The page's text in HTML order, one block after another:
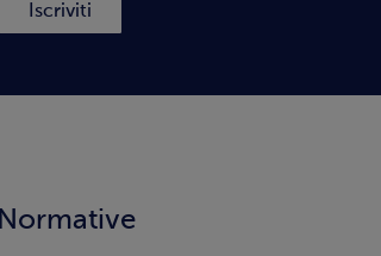
Normative
Iscriviti